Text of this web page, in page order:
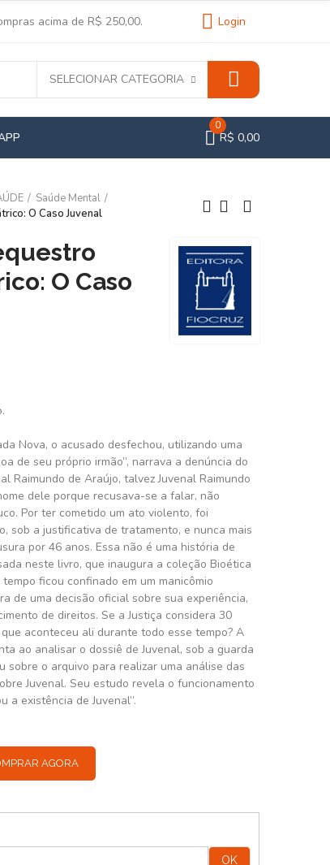
acima de R$ 250,00. Login
SELECIONAR CATEGORIA
0
R$ 0,00
Saúde Mental
O Caso Juvenal
O Caso
Nova, o acusado desfechou, utilizando uma
de seu próprio irmão”, narrava a denúncia do
Raimundo de Araújo, talvez Juvenal Raimundo
dele porque recusava-se a falar, não
Por ter cometido um ato violento, foi
sob a justificativa de tratamento, e nunca mais
por 46 anos. Essa não é uma história de
neste livro, que inaugura a coleção Bioética
ficou confinado em um manicômio
de uma decisão oficial sobre sua experiência,
de direitos. Se a Justiça considera 30
aconteceu ali durante todo esse tempo? A
ao analisar o dossiê de Juvenal, sob a guarda
sobre o arquivo para realizar uma análise das
Juvenal. Seu estudo revela o funcionamento
a existência de Juvenal”.
AGORA
OK